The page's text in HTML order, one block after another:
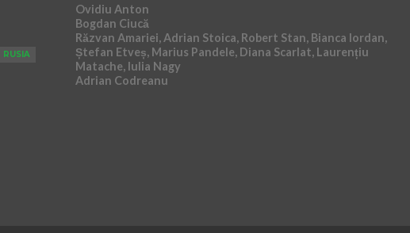
RUSIA
Ovidiu Anton
Bogdan Ciucă
Răzvan Amariei, Adrian Stoica, Robert Stan, Bianca Iordan,
Ștefan Etveș, Marius Pandele, Diana Scarlat, Laurențiu
Matache, Iulia Nagy
Adrian Codreanu